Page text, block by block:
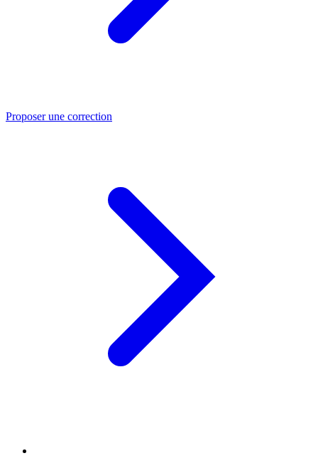
Proposer une correction